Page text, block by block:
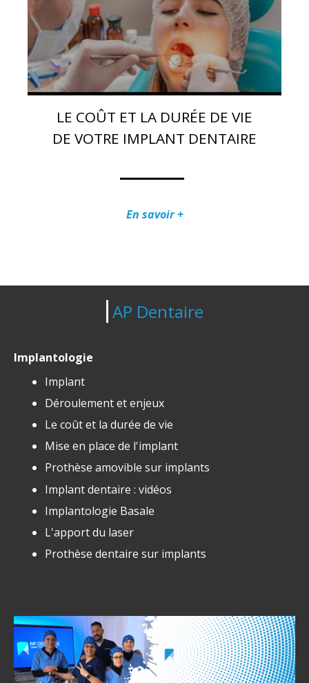
LE COÛT ET LA DURÉE DE VIE
DE VOTRE IMPLANT DENTAIRE
En savoir +
AP Dentaire
Implantologie
Implant
Déroulement et enjeux
Le coût et la durée de vie
Mise en place de l'implant
Prothèse amovible sur implants
Implant dentaire : vidéos
Implantologie Basale
L'apport du laser
Prothèse dentaire sur implants